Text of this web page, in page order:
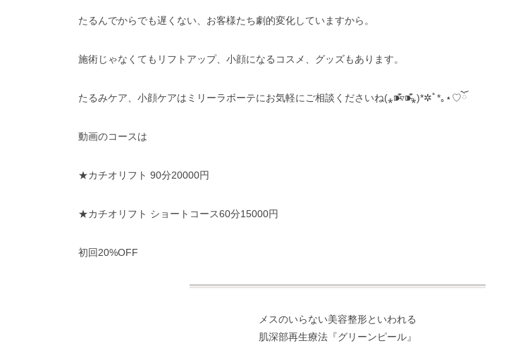
たるんでからでも遅くない、お客様たち劇的変化していますから。
施術じゃなくてもリフトアップ、小顔になるコスメ、グッズもあります。
たるみケア、小顔ケアはミリーラボーテにお気軽にご相談くださいね(⁎⁍̴̛͂▿⁍̴̛͂⁎)*✲ﾟ*｡⋆♡ོ
動画のコースは
★カチオリフト 90分20000円
★カチオリフト ショートコース60分15000円
初回20%OFF
メスのいらない美容整形といわれる
肌深部再生療法『グリーンピール』